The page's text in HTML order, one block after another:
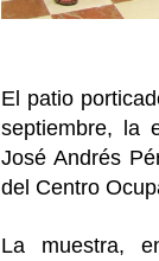
El patio
septiembre, la
José Andrés
del Centro
La muestra,